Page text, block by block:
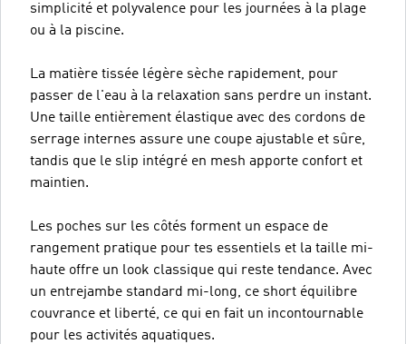
simplicité et polyvalence pour les journées à la plage
ou à la piscine.
La matière tissée légère sèche rapidement, pour
passer de l'eau à la relaxation sans perdre un instant.
Une taille entièrement élastique avec des cordons de
serrage internes assure une coupe ajustable et sûre,
tandis que le slip intégré en mesh apporte confort et
maintien.
Les poches sur les côtés forment un espace de
rangement pratique pour tes essentiels et la taille mi-
haute offre un look classique qui reste tendance. Avec
un entrejambe standard mi-long, ce short équilibre
couvrance et liberté, ce qui en fait un incontournable
pour les activités aquatiques.